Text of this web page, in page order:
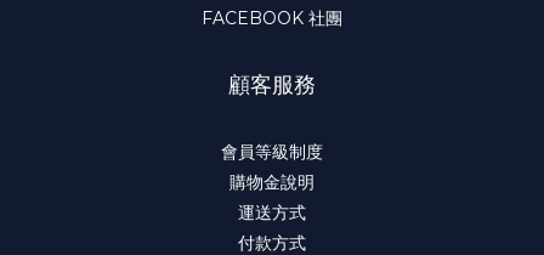
FACEBOOK 社團
顧客服務
會員等級制度
購物金說明
運送方式
付款方式